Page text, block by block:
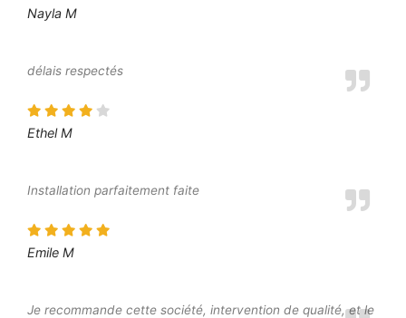
Nayla M
délais respectés
Ethel M
Installation parfaitement faite
Emile M
Je recommande cette société, intervention de qualité, et le